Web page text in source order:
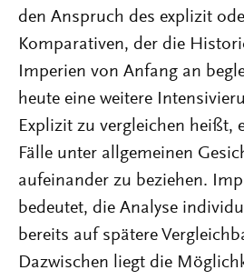
den Anspruch des explizit
Komparativen, der die
Imperien von Anfang an
heute eine weitere
Explizit zu vergleichen heißt,
Fälle unter allgemeinen
aufeinander zu beziehen.
bedeutet, die Analyse
bereits auf spätere
Dazwischen liegt die